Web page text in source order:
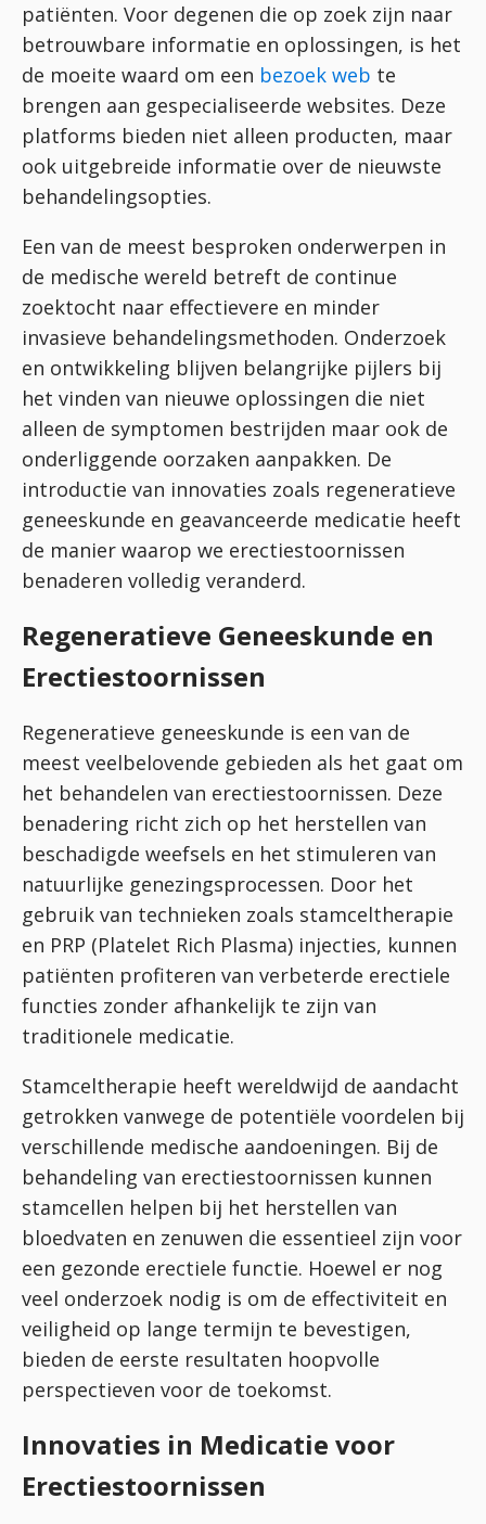
patiënten. Voor degenen die op zoek zijn naar
betrouwbare informatie en oplossingen, is het
de moeite waard om een bezoek web te
brengen aan gespecialiseerde websites. Deze
platforms bieden niet alleen producten, maar
ook uitgebreide informatie over de nieuwste
behandelingsopties.
Een van de meest besproken onderwerpen in
de medische wereld betreft de continue
zoektocht naar effectievere en minder
invasieve behandelingsmethoden. Onderzoek
en ontwikkeling blijven belangrijke pijlers bij
het vinden van nieuwe oplossingen die niet
alleen de symptomen bestrijden maar ook de
onderliggende oorzaken aanpakken. De
introductie van innovaties zoals regeneratieve
geneeskunde en geavanceerde medicatie heeft
de manier waarop we erectiestoornissen
benaderen volledig veranderd.
Regeneratieve Geneeskunde en
Erectiestoornissen
Regeneratieve geneeskunde is een van de
meest veelbelovende gebieden als het gaat om
het behandelen van erectiestoornissen. Deze
benadering richt zich op het herstellen van
beschadigde weefsels en het stimuleren van
natuurlijke genezingsprocessen. Door het
gebruik van technieken zoals stamceltherapie
en PRP (Platelet Rich Plasma) injecties, kunnen
patiënten profiteren van verbeterde erectiele
functies zonder afhankelijk te zijn van
traditionele medicatie.
Stamceltherapie heeft wereldwijd de aandacht
getrokken vanwege de potentiële voordelen bij
verschillende medische aandoeningen. Bij de
behandeling van erectiestoornissen kunnen
stamcellen helpen bij het herstellen van
bloedvaten en zenuwen die essentieel zijn voor
een gezonde erectiele functie. Hoewel er nog
veel onderzoek nodig is om de effectiviteit en
veiligheid op lange termijn te bevestigen,
bieden de eerste resultaten hoopvolle
perspectieven voor de toekomst.
Innovaties in Medicatie voor
Erectiestoornissen